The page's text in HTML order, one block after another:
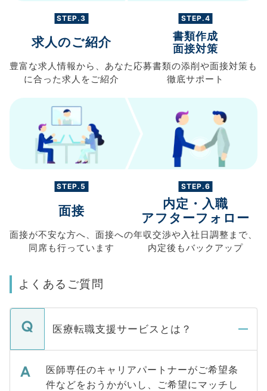
STEP.3
求人のご紹介
豊富な求人情報から、 あなた
に合った求人を ご紹介
STEP.4
書類作成
面接対策
応募書類の添削や面接対策も
徹底サポート
STEP.5
面接
面接が不安な方へ、 面接への
同席も行っています
STEP.6
内定・入職
アフターフォロー
年収交渉や入社日調整まで、
内定後もバックアップ
よくあるご質問
医療転職支援サービスとは？
医師専任のキャリアパートナーがご希望条
件などをおうかがいし、ご希望にマッチし